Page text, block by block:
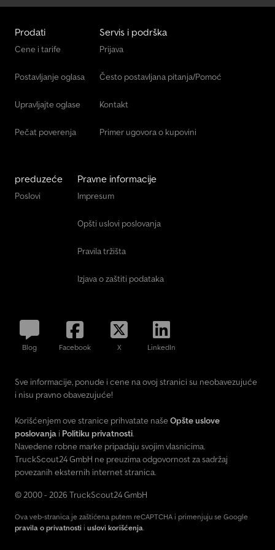
Prodati
Cene i tarife
Postavljanje oglasa
Upravljajte oglase
Pečat poverenja
Servis i podrška
Prijava
Često postavljana pitanja/Pomoć
Kontakt
Primer ugovora o kupovini
preduzeće
Poslovi
Pravne informacije
Impresum
Opšti uslovi poslovanja
Pravila tržišta
Izjava o zaštiti podataka
Blog Facebook X LinkedIn
Sve informacije, ponude i cene na ovoj stranici su neobavezujuće
i nisu pravno obavezujuće!
Korišćenjem ove stranice prihvatate naše Opšte uslove
poslovanja i Politiku privatnosti.
Navedene robne marke pripadaju svojim vlasnicima.
TruckScout24 GmbH ne preuzima odgovornost za sadržaj
povezanih eksternih internet stranica.
© 2000 - 2026 TruckScout24 GmbH
Ova veb-stranica je zaštićena putem reCAPTCHA i primenjuju se Google
pravila o privatnosti i uslovi korišćenja